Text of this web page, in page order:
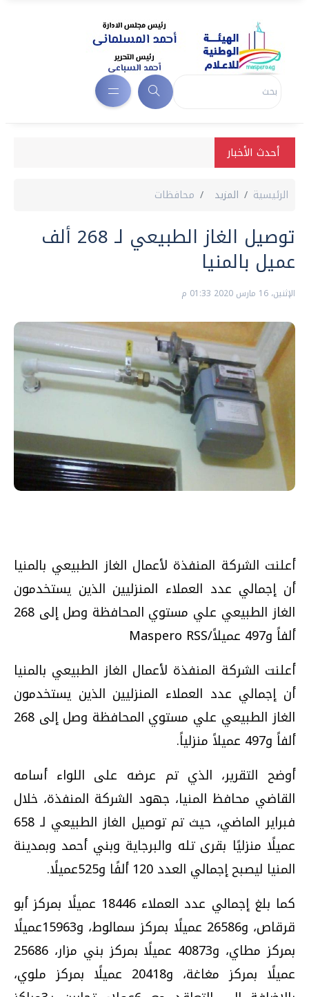
أحدث الأخبار
الرئيسية المزيد محافظات
توصيل الغاز الطبيعي لـ 268 ألف
عميل بالمنيا
الإثنين، 16 مارس 2020 01:33 م
أعلنت الشركة المنفذة لأعمال الغاز الطبيعي بالمنيا
أن إجمالي عدد العملاء المنزليين الذين يستخدمون
الغاز الطبيعي علي مستوي المحافظة وصل إلى 268
ألفاً و497 عميلاً/Maspero RSS
أعلنت الشركة المنفذة لأعمال الغاز الطبيعي بالمنيا
أن إجمالي عدد العملاء المنزليين الذين يستخدمون
الغاز الطبيعي علي مستوي المحافظة وصل إلى 268
ألفاً و497 عميلاً منزلياً.
أوضح التقرير، الذي تم عرضه على اللواء أسامه
القاضي محافظ المنيا، جهود الشركة المنفذة، خلال
فبراير الماضي، حيث تم توصيل الغاز الطبيعي لـ 658
عميلًا منزليًا بقرى تله والبرجاية وبني أحمد وبمدينة
المنيا ليصبح إجمالي العدد 120 ألفًا و525عميلًا.
كما بلغ إجمالي عدد العملاء 18446 عميلًا بمركز أبو
قرقاص، و26586 عميلًا بمركز سمالوط، و15963عميلًا
بمركز مطاي، و40873 عميلًا بمركز بني مزار، 25686
عميلًا بمركز مغاغة، و20418 عميلًا بمركز ملوي،